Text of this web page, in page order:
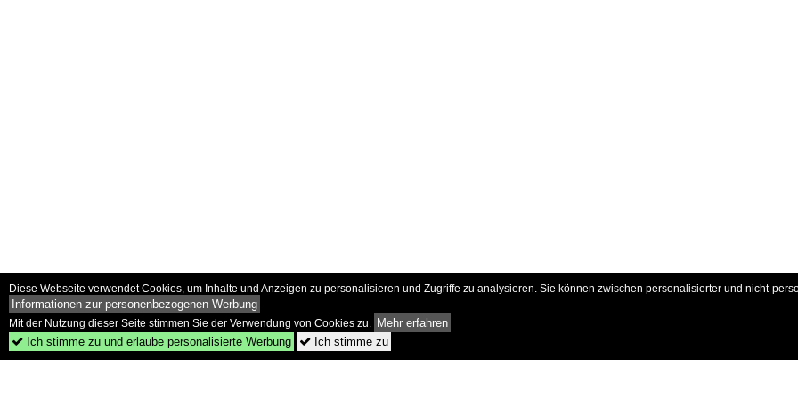
Diese Webseite verwendet Cookies, um Inhalte und Anzeigen zu personalisieren und Zugriffe zu analysieren. Sie können zwischen personalisierter und nicht-
Informationen zur personenbezogenen Werbung
Mit der Nutzung dieser Seite stimmen Sie der Verwendung von Cookies zu. Mehr erfahren
 Ich stimme zu und erlaube personalisierte Werbung  Ich stimme zu